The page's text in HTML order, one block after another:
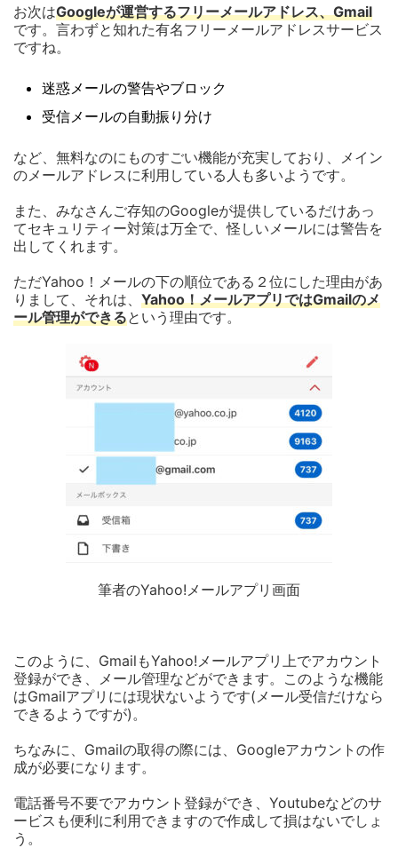
お次はGoogleが運営するフリーメールアドレス、Gmail
です。言わずと知れた有名フリーメールアドレスサービス
ですね。
迷惑メールの警告やブロック
受信メールの自動振り分け
など、無料なのにものすごい機能が充実しており、メイン
のメールアドレスに利用している人も多いようです。
また、みなさんご存知のGoogleが提供しているだけあっ
てセキュリティー対策は万全で、怪しいメールには警告を
出してくれます。
ただYahoo！メールの下の順位である２位にした理由があ
りまして、それは、 Yahoo！メールアプリではGmailのメ
ール管理ができるという理由です。
筆者のYahoo!メールアプリ画面
このように、GmailもYahoo!メールアプリ上でアカウント
登録ができ、メール管理などができます。このような機能
はGmailアプリには現状ないようです(メール受信だけなら
できるようですが)。
ちなみに、Gmailの取得の際には、Googleアカウントの作
成が必要になります。
電話番号不要でアカウント登録ができ、Youtubeなどのサ
ービスも便利に利用できますので作成して損はないでしょ
う。